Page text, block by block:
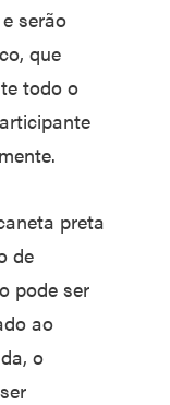
serão
que
todo o
preta
de
pode ser
ao
o